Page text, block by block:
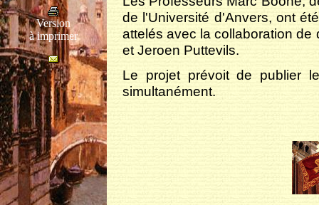
Version
à imprimer
de l'Université d'Anvers, ont
attelés avec la collaboration de
et Jeroen Puttevils.
Le projet prévoit de publier
simultanément.